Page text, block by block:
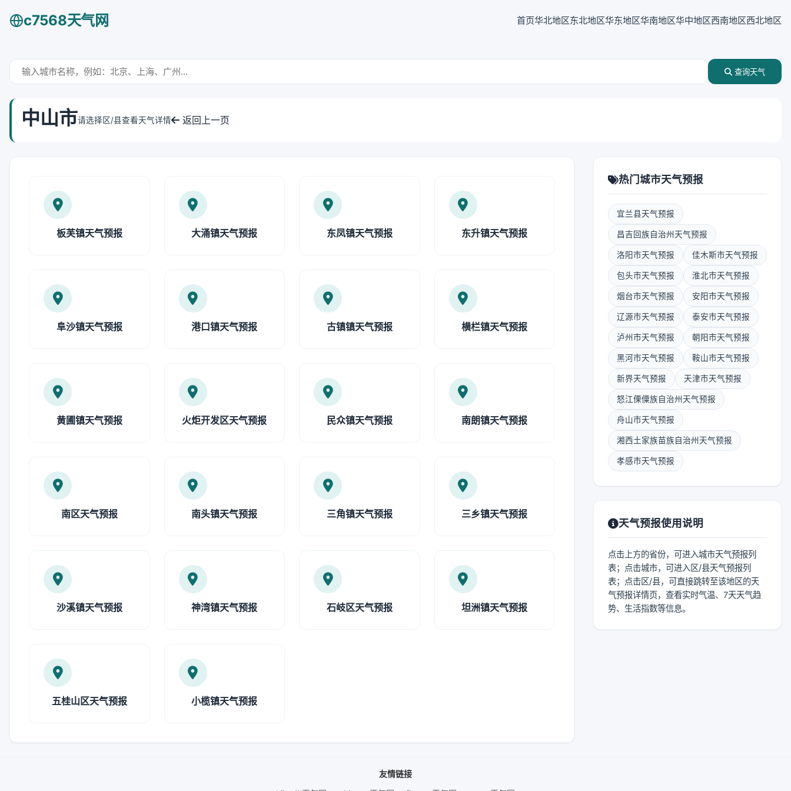
c7568天气网 首页华北地区东北地区华东地区华南地区华中地区西南地区西北地区
查询天气
中山市请选择区/县查看天气详情 返回上一页
板芙镇天气预报 大涌镇天气预报 东凤镇天气预报 东升镇天气预报
阜沙镇天气预报 港口镇天气预报 古镇镇天气预报 横栏镇天气预报
黄圃镇天气预报 火炬开发区天气预报 民众镇天气预报 南朗镇天气预报
南区天气预报 南头镇天气预报 三角镇天气预报 三乡镇天气预报
沙溪镇天气预报 神湾镇天气预报 石岐区天气预报 坦洲镇天气预报
五桂山区天气预报 小榄镇天气预报
热门城市天气预报
宜兰县天气预报
昌吉回族自治州天气预报
洛阳市天气预报 佳木斯市天气预报
包头市天气预报 淮北市天气预报
烟台市天气预报 安阳市天气预报
辽源市天气预报 泰安市天气预报
泸州市天气预报 朝阳市天气预报
黑河市天气预报 鞍山市天气预报
新界天气预报 天津市天气预报
怒江傈僳族自治州天气预报
舟山市天气预报
湘西土家族苗族自治州天气预报
孝感市天气预报
天气预报使用说明
点击上方的省份，可进入城市天气预报列
表；点击城市，可进入区/县天气预报列
表；点击区/县，可直接跳转至该地区的天
气预报详情页，查看实时气温、7天天气趋
势、生活指数等信息。
友情链接